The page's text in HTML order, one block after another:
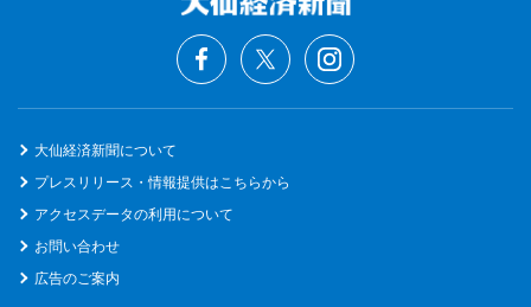
大仙経済新聞について
プレスリリース・情報提供はこちらから
アクセスデータの利用について
お問い合わせ
広告のご案内